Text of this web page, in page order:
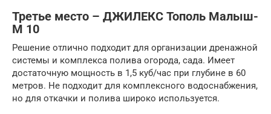
Третье место – ДЖИЛЕКС Тополь Малыш-
М 10
Решение отлично подходит для организации дренажной
системы и комплекса полива огорода, сада. Имеет
достаточную мощность в 1,5 куб/час при глубине в 60
метров. Не подходит для комплексного водоснабжения,
но для откачки и полива широко используется.